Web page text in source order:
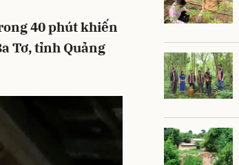
40 phút khiến
Tơ, tỉnh Quảng
Hủy Gửi